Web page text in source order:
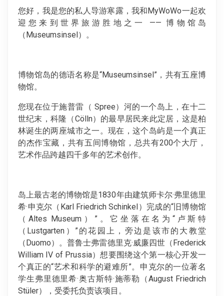
您好，我是您的私人导游寒露，我和MyWoWo一起欢
迎您来到世界旅游胜地之一 —— 博物馆岛
（Museumsinsel）。
博物馆岛的德语名称是“Museumsinsel”，共有五座博
物馆。
您现在位于施普雷（ Spree）河的一个岛上，在十二
世纪末，科隆（Cölln）的最早居民来此定居，这是柏
林诞生的两座城市之一。现在，这个岛屿是一个真正
的杰作宝藏，共有五间博物馆，总共有200个大厅，
艺术作品跨越四千多年的艺术创作。
岛上最古老的博物馆是1830年由建筑师卡尔·弗里德里
希·申克尔（Karl Friedrich Schinkel）完成的“旧博物馆
（Altes Museum）”。它坐落在名为“卢斯特
（Lustgarten）”的花园上，旁边是该市的大教堂
（Duomo）。普鲁士弗雷德里克·威廉四世（Frederick
William IV of Prussia）想要围绕这个第一核心开发一
个真正的“艺术和科学的避难所”。申克尔的一位著名
学生弗里德里希·奥古斯特·施蒂勒（August Friedrich
Stüler），受委托负责该项目。